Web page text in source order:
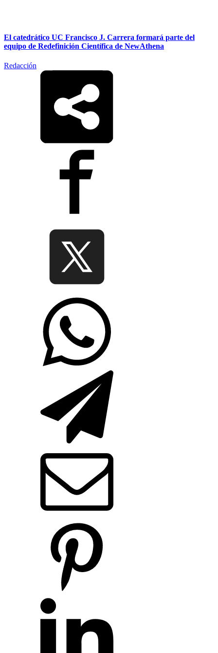
El catedrático UC Francisco J. Carrera formará parte del
equipo de Redefinición Científica de NewAthena
Redacción